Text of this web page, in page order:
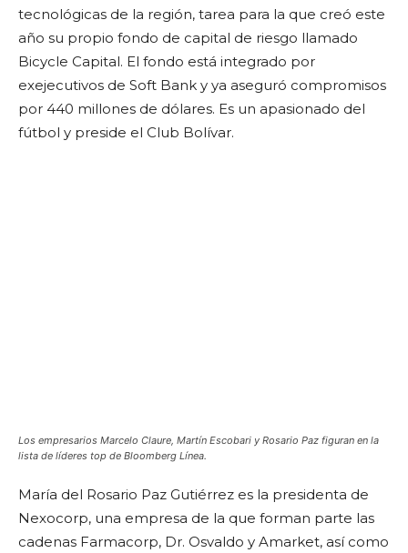
tecnológicas de la región, tarea para la que creó este
año su propio fondo de capital de riesgo llamado
Bicycle Capital. El fondo está integrado por
exejecutivos de Soft Bank y ya aseguró compromisos
por 440 millones de dólares. Es un apasionado del
fútbol y preside el Club Bolívar.
Los empresarios Marcelo Claure, Martín Escobari y Rosario Paz figuran en la
lista de líderes top de Bloomberg Línea.
María del Rosario Paz Gutiérrez es la presidenta de
Nexocorp, una empresa de la que forman parte las
cadenas Farmacorp, Dr. Osvaldo y Amarket, así como